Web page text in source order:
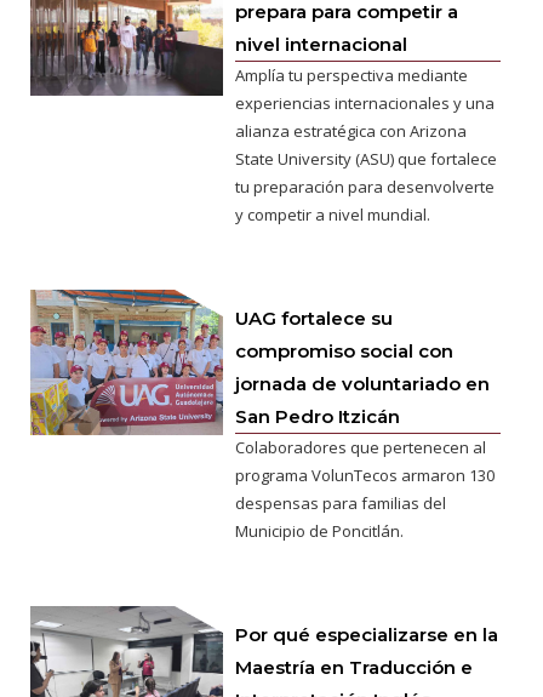
prepara para competir a
nivel internacional
Amplía tu perspectiva mediante
experiencias internacionales y una
alianza estratégica con Arizona
State University (ASU) que fortalece
tu preparación para desenvolverte
y competir a nivel mundial.
UAG fortalece su
compromiso social con
jornada de voluntariado en
San Pedro Itzicán
Colaboradores que pertenecen al
programa VolunTecos armaron 130
despensas para familias del
Municipio de Poncitlán.
Por qué especializarse en la
Maestría en Traducción e